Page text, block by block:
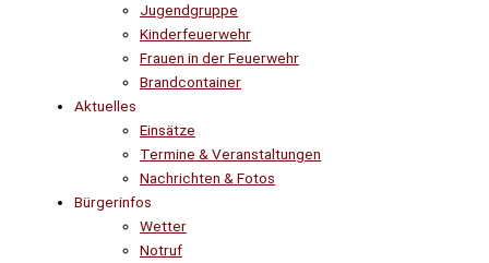
Jugendgruppe
Kinderfeuerwehr
Frauen in der Feuerwehr
Brandcontainer
Aktuelles
Einsätze
Termine & Veranstaltungen
Nachrichten & Fotos
Bürgerinfos
Wetter
Notruf